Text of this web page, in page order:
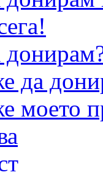
да
моето